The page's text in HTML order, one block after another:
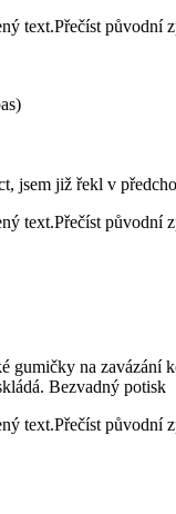
text.Přečíst původní
jsem již řekl v
text.Přečíst původní
gumičky na zavázání
Bezvadný potisk
text.Přečíst původní